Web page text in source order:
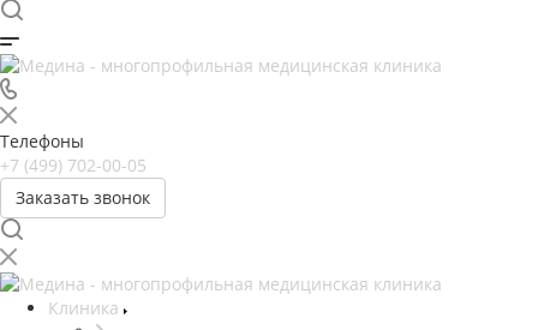
Телефоны
+7 (499) 702-00-05
Заказать звонок
Клиника